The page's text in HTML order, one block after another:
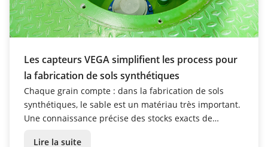
Les capteurs VEGA simplifient les process pour
la fabrication de sols synthétiques
Chaque grain compte : dans la fabrication de sols
synthétiques, le sable est un matériau très important.
Une connaissance précise des stocks exacts de
Lire la suite